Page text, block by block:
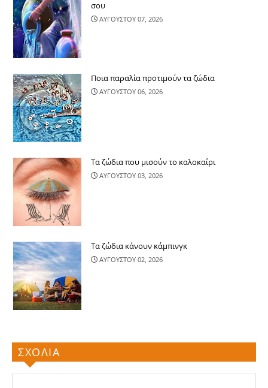
σου
ΑΥΓΟΥΣΤΟΥ 07, 2026
Ποια παραλία προτιμούν τα ζώδια
ΑΥΓΟΥΣΤΟΥ 06, 2026
Τα ζώδια που μισούν το καλοκαίρι
ΑΥΓΟΥΣΤΟΥ 03, 2026
Τα ζώδια κάνουν κάμπινγκ
ΑΥΓΟΥΣΤΟΥ 02, 2026
ΣΧΟΛΙΑ